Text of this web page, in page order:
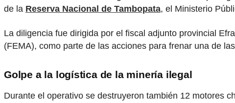
de la Reserva Nacional de Tambopata, el Ministerio
La diligencia fue dirigida por el fiscal adjunto provincial
(FEMA), como parte de las acciones para frenar una de
Golpe a la logística de la minería ilegal
Durante el operativo se destruyeron también 12 motores